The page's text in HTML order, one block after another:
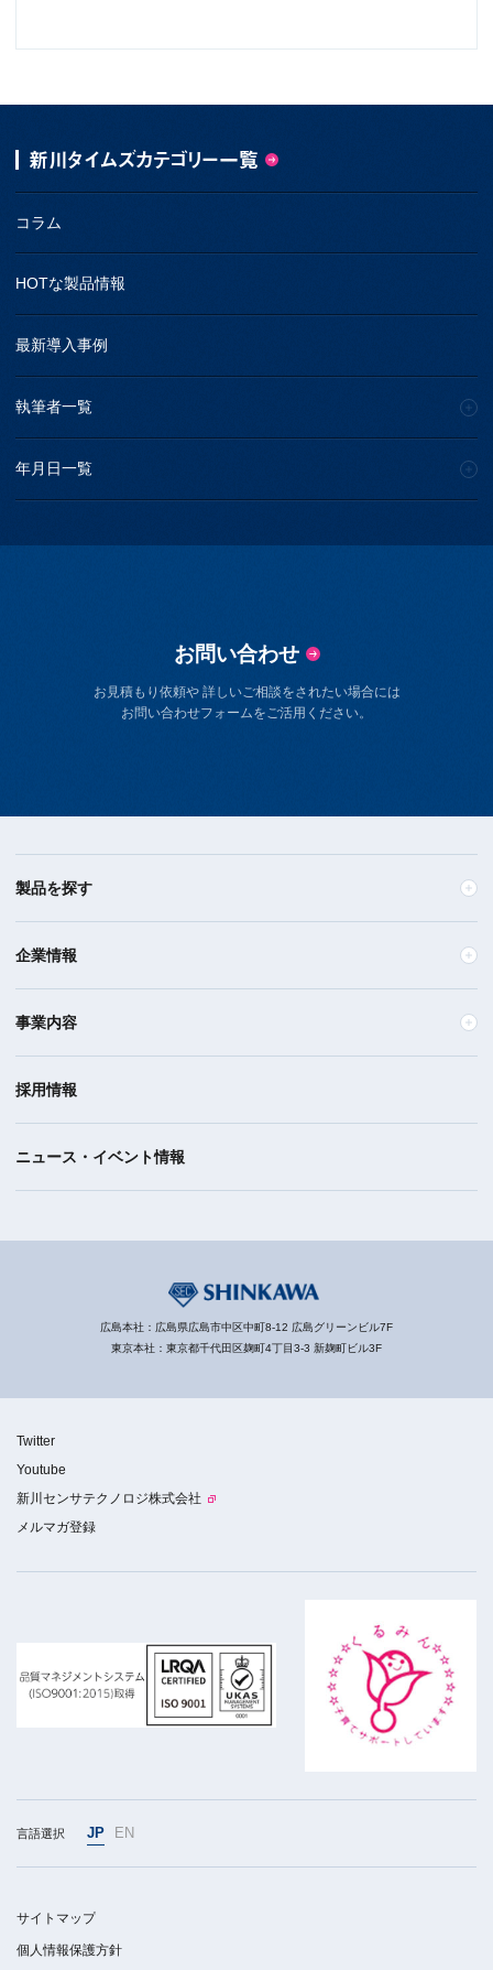
新川タイムズカテゴリー一覧
コラム
HOTな製品情報
最新導入事例
執筆者一覧
年月日一覧
お問い合わせ
お見積もり依頼や 詳しいご相談をされたい場合には
お問い合わせフォームをご活用ください。
製品を探す
企業情報
事業内容
採用情報
ニュース・イベント情報
広島本社：広島県広島市中区中町8-12 広島グリーンビル7F
東京本社：東京都千代田区麹町4丁目3-3 新麹町ビル3F
Twitter
Youtube
新川センサテクノロジ株式会社
メルマガ登録
言語選択 JP EN
サイトマップ
個人情報保護方針